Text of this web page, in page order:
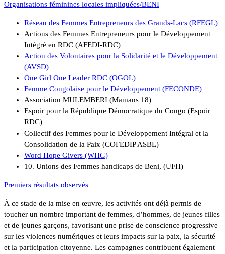
Organisations féminines locales impliquées/BENI
Réseau des Femmes Entrepreneurs des Grands-Lacs (RFEGL)
Actions des Femmes Entrepreneurs pour le Développement
Intégré en RDC (AFEDI-RDC)
Action des Volontaires pour la Solidarité et le Développement
(AVSD)
One Girl One Leader RDC (OGOL)
Femme Congolaise pour le Développement (FECONDE)
Association MULEMBERI (Mamans 18)
Espoir pour la République Démocratique du Congo (Espoir
RDC)
Collectif des Femmes pour le Développement Intégral et la
Consolidation de la Paix (COFEDIP ASBL)
Word Hope Givers (WHG)
10. Unions des Femmes handicaps de Beni, (UFH)
Premiers résultats observés
À ce stade de la mise en œuvre, les activités ont déjà permis de
toucher un nombre important de femmes, d’hommes, de jeunes filles
et de jeunes garçons, favorisant une prise de conscience progressive
sur les violences numériques et leurs impacts sur la paix, la sécurité
et la participation citoyenne. Les campagnes contribuent également